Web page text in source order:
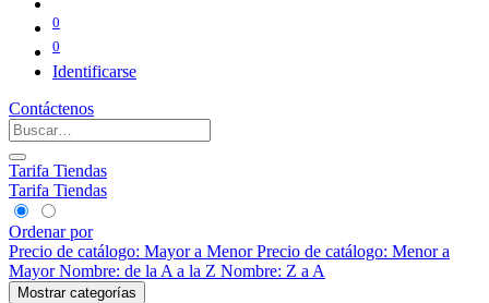
0
0
Identificarse
Contáctenos
Tarifa Tiendas
Tarifa Tiendas
Ordenar por
Precio de catálogo: Mayor a Menor Precio de catálogo: Menor a
Mayor Nombre: de la A a la Z Nombre: Z a A
Mostrar categorías